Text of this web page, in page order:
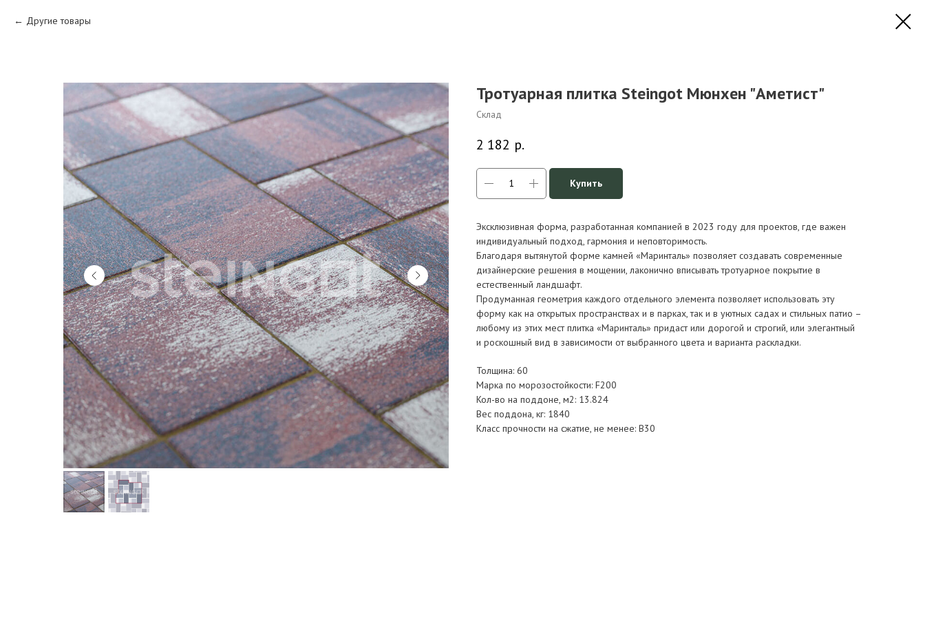
Другие товары
Тротуарная плитка Steingot Мюнхен "Аметист"
Склад
2 182 р.
Купить
Эксклюзивная форма, разработанная компанией в 2023 году для проектов, где важен
индивидуальный подход, гармония и неповторимость.
Благодаря вытянутой форме камней «Маринталь» позволяет создавать современные
дизайнерские решения в мощении, лаконично вписывать тротуарное покрытие в
естественный ландшафт.
Продуманная геометрия каждого отдельного элемента позволяет использовать эту
форму как на открытых пространствах и в парках, так и в уютных садах и стильных патио –
любому из этих мест плитка «Маринталь» придаст или дорогой и строгий, или элегантный
и роскошный вид в зависимости от выбранного цвета и варианта раскладки.
Толщина: 60
Марка по морозостойкости: F200
Кол-во на поддоне, м2: 13.824
Вес поддона, кг: 1840
Класс прочности на сжатие, не менее: B30